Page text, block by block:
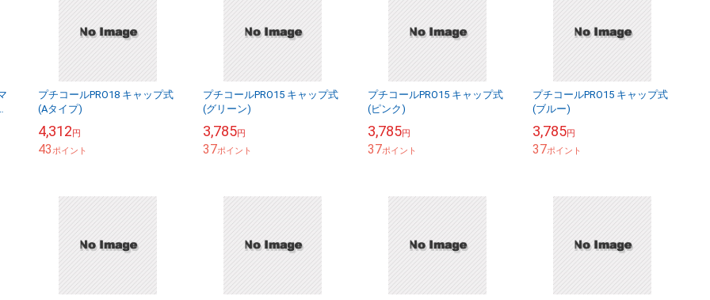
プチコールPRO18 キャップ式
(Aタイプ)
4,312円
43ポイント
プチコールPRO15 キャップ式
(グリーン)
3,785円
37ポイント
プチコールPRO15 キャップ式
(ピンク)
3,785円
37ポイント
プチコールPRO15 キャップ式
(ブルー)
3,785円
37ポイント